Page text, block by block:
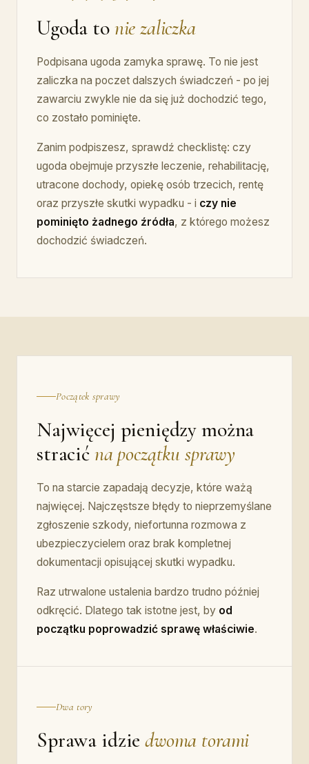
Ugoda to nie zaliczka
Podpisana ugoda zamyka sprawę. To nie jest
zaliczka na poczet dalszych świadczeń - po jej
zawarciu zwykle nie da się już dochodzić tego,
co zostało pominięte.
Zanim podpiszesz, sprawdź checklistę: czy
ugoda obejmuje przyszłe leczenie, rehabilitację,
utracone dochody, opiekę osób trzecich, rentę
oraz przyszłe skutki wypadku - i czy nie
pominięto żadnego źródła, z którego możesz
dochodzić świadczeń.
Początek sprawy
Najwięcej pieniędzy można
stracić na początku sprawy
To na starcie zapadają decyzje, które ważą
najwięcej. Najczęstsze błędy to nieprzemyślane
zgłoszenie szkody, niefortunna rozmowa z
ubezpieczycielem oraz brak kompletnej
dokumentacji opisującej skutki wypadku.
Raz utrwalone ustalenia bardzo trudno później
odkręcić. Dlatego tak istotne jest, by od
początku poprowadzić sprawę właściwie.
Dwa tory
Sprawa idziedwoma torami